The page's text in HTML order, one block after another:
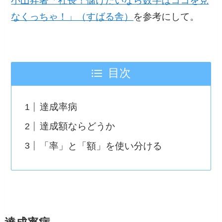
なくっちゃ！」（すばる舎） を参考にして。
目次
達成率病
達成額ならどうか
「率」と「額」を使い分ける